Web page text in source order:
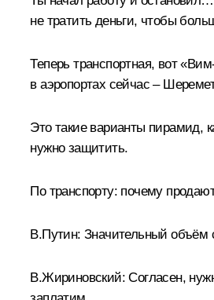
не тратить деньги, чтобы
Теперь транспортная, вот
в аэропортах сейчас –
Это такие варианты пирамид,
нужно защитить.
По транспорту: почему
В.Путин: Значительный объём
В.Жириновский: Согласен,